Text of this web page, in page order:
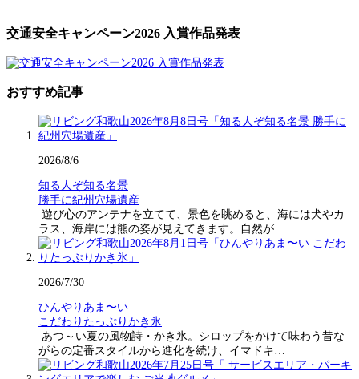
交通安全キャンペーン2026 入賞作品発表
おすすめ記事
2026/8/6
知る人ぞ知る名景
勝手に紀州穴場遺産
遊び心のアンテナを立てて、景色を眺めると、海には犬やカ
ラス、海岸には熊の姿が見えてきます。自然が…
2026/7/30
ひんやりあま〜い
こだわりたっぷりかき氷
あつ～い夏の風物詩・かき氷。シロップをかけて味わう昔な
がらの定番スタイルから進化を続け、イマドキ…